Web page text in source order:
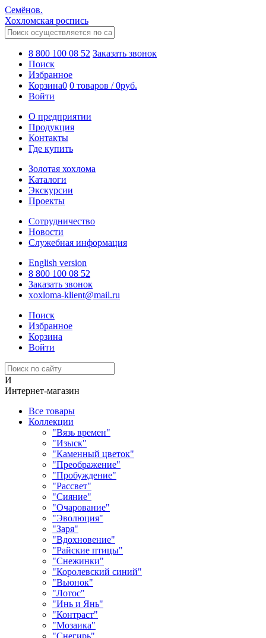
Семёнов.
Хохломская роспись
8 800 100 08 52 Заказать звонок
Поиск
Избранное
Корзина0 0 товаров /0руб.
Войти
О предприятии
Продукция
Контакты
Где купить
Золотая хохлома
Каталоги
Экскурсии
Проекты
Сотрудничество
Новости
Служебная информация
English version
8 800 100 08 52
Заказать звонок
xoxloma-klient@mail.ru
Поиск
Избранное
Корзина
Войти
И
Интернет-магазин
Все товары
Коллекции
"Вязь времен"
"Изыск"
"Каменный цветок"
"Преображение"
"Пробуждение"
"Рассвет"
"Сияние"
"Очарование"
"Эволюция"
"Заря"
"Вдохновение"
"Райские птицы"
"Снежинки"
"Королевский синий"
"Вьюнок"
"Лотос"
"Инь и Янь"
"Контраст"
"Мозаика"
"Снегирь"